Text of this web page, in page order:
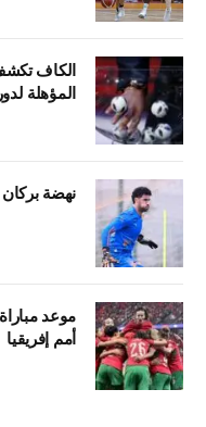
الكاف
المؤهلة
نهضة
موعد
أمم إفريقيا